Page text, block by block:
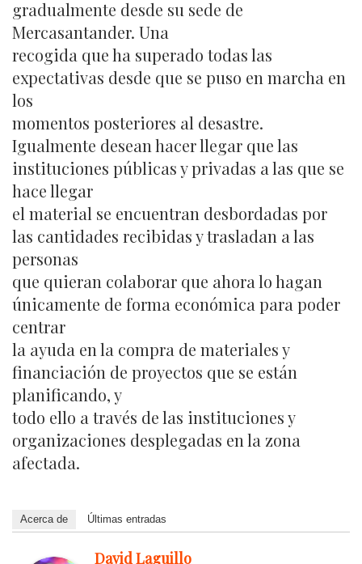
gradualmente desde su sede de
Mercasantander. Una
recogida que ha superado todas las
expectativas desde que se puso en marcha en
los
momentos posteriores al desastre.
Igualmente desean hacer llegar que las
instituciones públicas y privadas a las que se
hace llegar
el material se encuentran desbordadas por
las cantidades recibidas y trasladan a las
personas
que quieran colaborar que ahora lo hagan
únicamente de forma económica para poder
centrar
la ayuda en la compra de materiales y
financiación de proyectos que se están
planificando, y
todo ello a través de las instituciones y
organizaciones desplegadas en la zona
afectada.
Acerca de Últimas entradas
David Laguillo